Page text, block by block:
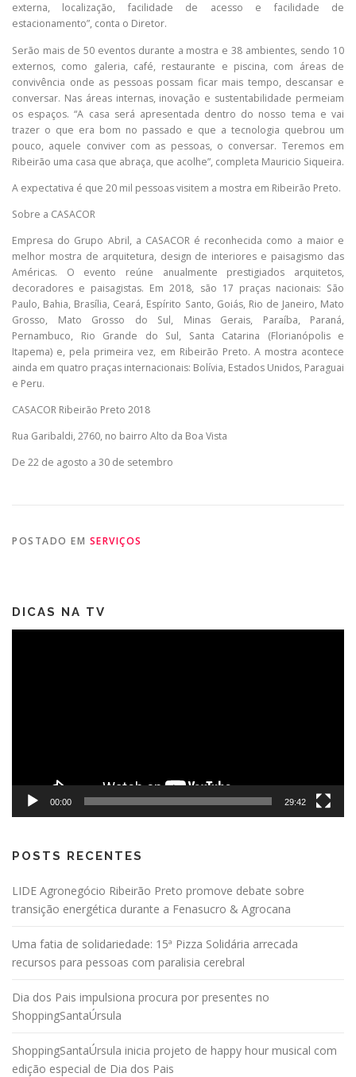
externa, localização, facilidade de acesso e facilidade de
estacionamento”, conta o Diretor.
Serão mais de 50 eventos durante a mostra e 38 ambientes, sendo 10
externos, como galeria, café, restaurante e piscina, com áreas de
convivência onde as pessoas possam ficar mais tempo, descansar e
conversar. Nas áreas internas, inovação e sustentabilidade permeiam
os espaços. “A casa será apresentada dentro do nosso tema e vai
trazer o que era bom no passado e que a tecnologia quebrou um
pouco, aquele conviver com as pessoas, o conversar. Teremos em
Ribeirão uma casa que abraça, que acolhe”, completa Mauricio Siqueira.
A expectativa é que 20 mil pessoas visitem a mostra em Ribeirão Preto.
Sobre a CASACOR
Empresa do Grupo Abril, a CASACOR é reconhecida como a maior e
melhor mostra de arquitetura, design de interiores e paisagismo das
Américas. O evento reúne anualmente prestigiados arquitetos,
decoradores e paisagistas. Em 2018, são 17 praças nacionais: São
Paulo, Bahia, Brasília, Ceará, Espírito Santo, Goiás, Rio de Janeiro, Mato
Grosso, Mato Grosso do Sul, Minas Gerais, Paraíba, Paraná,
Pernambuco, Rio Grande do Sul, Santa Catarina (Florianópolis e
Itapema) e, pela primeira vez, em Ribeirão Preto. A mostra acontece
ainda em quatro praças internacionais: Bolívia, Estados Unidos, Paraguai
e Peru.
CASACOR Ribeirão Preto 2018
Rua Garibaldi, 2760, no bairro Alto da Boa Vista
De 22 de agosto a 30 de setembro
POSTADO EM SERVIÇOS
DICAS NA TV
00:00 29:42
POSTS RECENTES
LIDE Agronegócio Ribeirão Preto promove debate sobre
transição energética durante a Fenasucro & Agrocana
Uma fatia de solidariedade: 15ª Pizza Solidária arrecada
recursos para pessoas com paralisia cerebral
Dia dos Pais impulsiona procura por presentes no
ShoppingSantaÚrsula
ShoppingSantaÚrsula inicia projeto de happy hour musical com
edição especial de Dia dos Pais